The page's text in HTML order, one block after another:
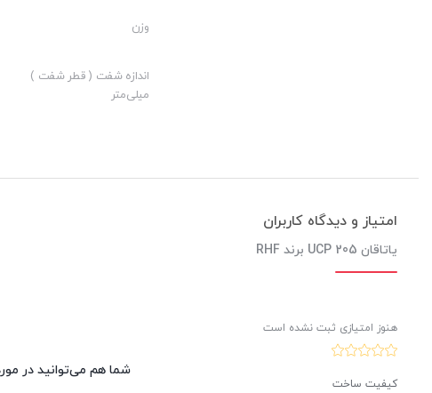
فروش ویژه یاتاقان UCP 205 برند RHF
آذرخش
وزن
اندازه شفت ( قطر شفت )
میلی‌متر
امتیاز و دیدگاه کاربران
یاتاقان UCP 205 برند RHF
هنوز امتیازی ثبت نشده است
کیفیت ساخت
شما هم می‌توانید در